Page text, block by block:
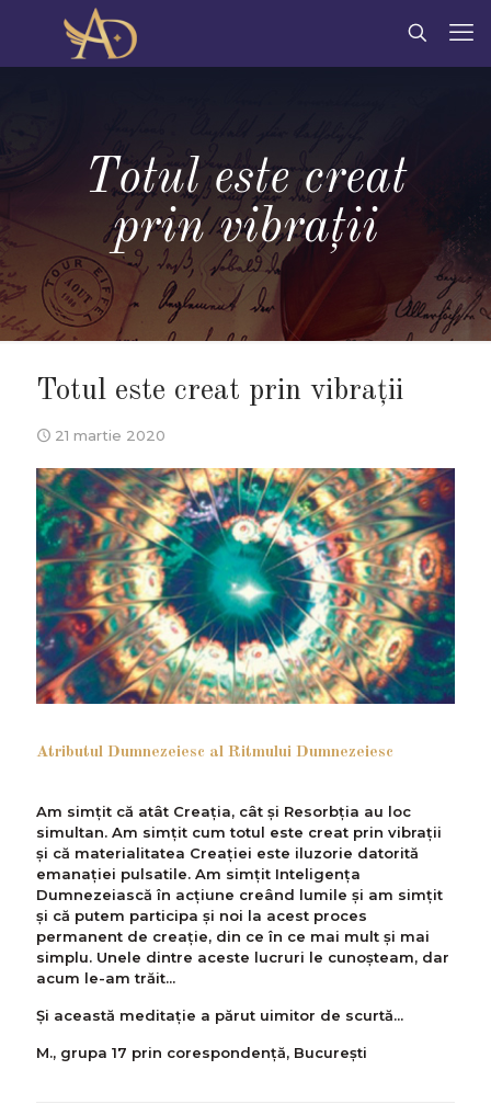
Totul este creat
prin vibrații
Totul este creat prin vibrații
21 martie 2020
Atributul Dumnezeiesc al Ritmului Dumnezeiesc
Am simțit că atât Creația, cât și Resorbția au loc
simultan. Am simțit cum totul este creat prin vibrații
și că materialitatea Creației este iluzorie datorită
emanației pulsatile. Am simțit Inteligența
Dumnezeiască în acțiune creând lumile și am simțit
și că putem participa și noi la acest proces
permanent de creație, din ce în ce mai mult și mai
simplu. Unele dintre aceste lucruri le cunoșteam, dar
acum le-am trăit...
Și această meditație a părut uimitor de scurtă...
M., grupa 17 prin corespondență, București